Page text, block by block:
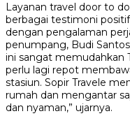
Layanan travel door to
berbagai testimoni
dengan pengalaman
penumpang, Budi
ini sangat memudahkan
perlu lagi repot
stasiun. Sopir Travele
rumah dan mengantar
dan nyaman,” ujarnya.